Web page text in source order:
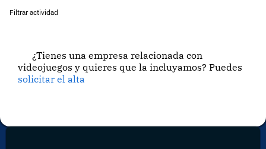
Filtrar actividad
¿Tienes una empresa relacionada con
videojuegos y quieres que la incluyamos? Puedes
solicitar el alta